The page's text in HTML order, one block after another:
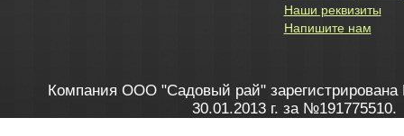
Наши реквизиты
Напишите нам
Компания ООО "Садовый рай" зарегистрирована
30.01.2013 г. за №191775510.